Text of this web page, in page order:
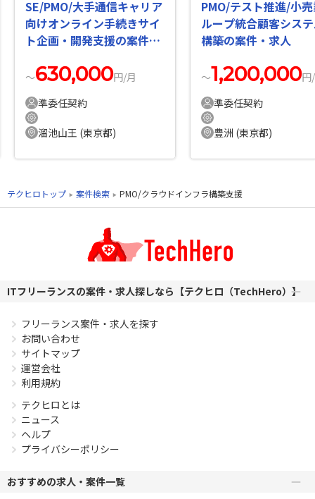
SE/PMO/大手通信キャリア
向けオンライン手続きサイ
ト企画・開発支援の案件・
〜630,000円/月
準委任契約
溜池山王 (東京都)
PMO/テスト推進/小
ループ統合顧客シス
構築の案件・求人
〜1,200,000円
準委任契約
豊洲 (東京都)
テクヒロトップ 案件検索 PMO/クラウドインフラ構築支援
ITフリーランスの案件・求人探しなら【テクヒロ（TechHero）】
フリーランス案件・求人を探す
お問い合わせ
サイトマップ
運営会社
利用規約
テクヒロとは
ニュース
ヘルプ
プライバシーポリシー
おすすめの求人・案件一覧